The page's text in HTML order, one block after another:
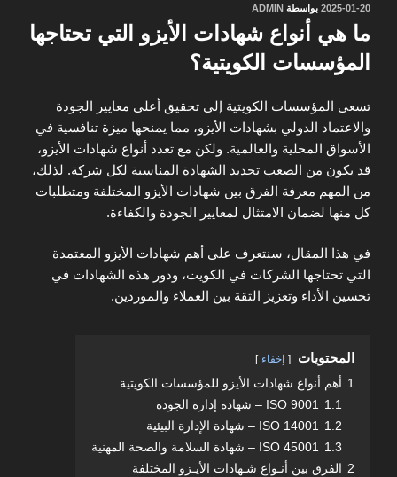
نُشر
2025-01-20 بواسطة ADMIN
ما هي أنواع شهادات الأيزو التي تحتاجها
المؤسسات الكويتية؟
تسعى المؤسسات الكويتية إلى تحقيق أعلى معايير الجودة
والاعتماد الدولي بشهادات الأيزو، مما يمنحها ميزة تنافسية في
الأسواق المحلية والعالمية. ولكن مع تعدد أنواع شهادات الأيزو،
قد يكون من الصعب تحديد الشهادة المناسبة لكل شركة. لذلك،
من المهم معرفة الفرق بين شهادات الأيزو المختلفة ومتطلبات
كل منها لضمان الامتثال لمعايير الجودة والكفاءة.
في هذا المقال، سنتعرف على أهم شهادات الأيزو المعتمدة
التي تحتاجها الشركات في الكويت، ودور هذه الشهادات في
تحسين الأداء وتعزيز الثقة بين العملاء والموردين.
المحتويات إخفاء
1
أهم أنواع شهادات الأيزو للمؤسسات الكويتية
1.1 ISO 9001 – شهادة إدارة الجودة
1.2 ISO 14001 – شهادة الإدارة البيئية
1.3 ISO 45001 – شهادة السلامة والصحة المهنية
2
الفرق بين أنـواع شـهادات الأيـزو المختلفة